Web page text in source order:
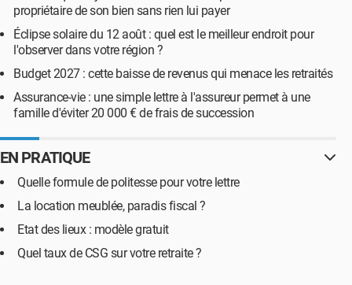
propriétaire de son bien sans rien lui payer
Éclipse solaire du 12 août : quel est le meilleur endroit pour
l'observer dans votre région ?
Budget 2027 : cette baisse de revenus qui menace les retraités
Assurance-vie : une simple lettre à l'assureur permet à une
famille d'éviter 20 000 € de frais de succession
EN PRATIQUE
Quelle formule de politesse pour votre lettre
La location meublée, paradis fiscal ?
Etat des lieux : modèle gratuit
Quel taux de CSG sur votre retraite ?